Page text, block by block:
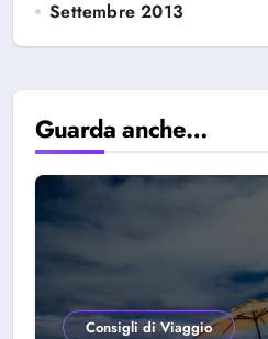
Settembre 2013
Guarda anche…
Consigli di Viaggio